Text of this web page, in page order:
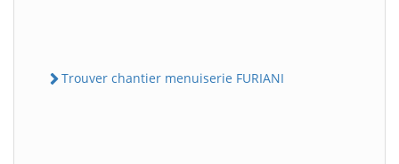
Trouver chantier menuiserie FURIANI